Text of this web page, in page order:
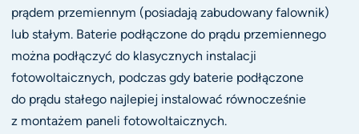
prądem przemiennym (posiadają zabudowany falownik)
lub stałym. Baterie podłączone do prądu przemiennego
można podłączyć do klasycznych instalacji
fotowoltaicznych, podczas gdy baterie podłączone
do prądu stałego najlepiej instalować równocześnie
z montażem paneli fotowoltaicznych.